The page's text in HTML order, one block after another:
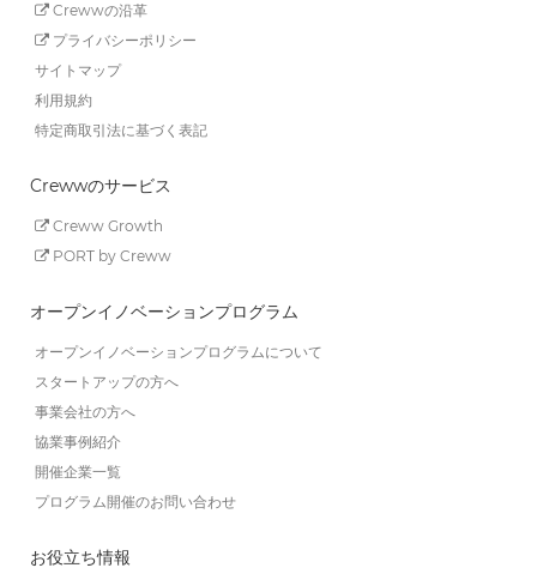
Crewwの沿革
プライバシーポリシー
サイトマップ
利用規約
特定商取引法に基づく表記
Crewwのサービス
Creww Growth
PORT by Creww
オープンイノベーションプログラム
オープンイノベーションプログラムについて
スタートアップの方へ
事業会社の方へ
協業事例紹介
開催企業一覧
プログラム開催のお問い合わせ
お役立ち情報